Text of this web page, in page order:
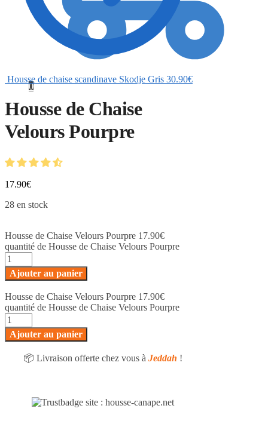
0
Housse de chaise scandinave Skodje Gris 30.90€
Housse de Chaise
Velours Pourpre
17.90€
28 en stock
Housse de Chaise Velours Pourpre 17.90€
quantité de Housse de Chaise Velours Pourpre
Ajouter au panier
Housse de Chaise Velours Pourpre 17.90€
quantité de Housse de Chaise Velours Pourpre
Ajouter au panier
📦 Livraison offerte chez vous àJeddah !